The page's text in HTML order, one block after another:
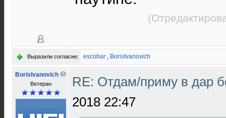
Выразили согласие: escobar , BorisIvanovich
BorisIvanovich
Ветеран
RE: Отдам/приму в дар
2018 22:47